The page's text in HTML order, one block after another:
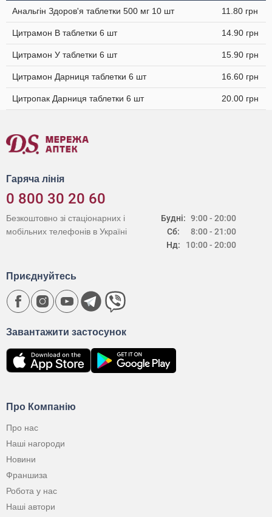
Анальгін Здоров'я таблетки 500 мг 10 шт 11.80 грн
Цитрамон В таблетки 6 шт 14.90 грн
Цитрамон У таблетки 6 шт 15.90 грн
Цитрамон Дарниця таблетки 6 шт 16.60 грн
Цитропак Дарниця таблетки 6 шт 20.00 грн
Гаряча лінія
0 800 30 20 60
Будні:
Сб:
Нд:
9:00 - 20:00
8:00 - 21:00
10:00 - 20:00
Безкоштовно зі стаціонарних і
мобільних телефонів в Україні
Про Компанію
Про нас
Наші нагороди
Новини
Франшиза
Робота у нас
Наші автори
Завантажити застосунок
Приєднуйтесь